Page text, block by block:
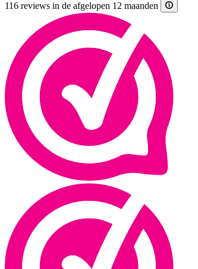
116 reviews in de afgelopen 12 maanden